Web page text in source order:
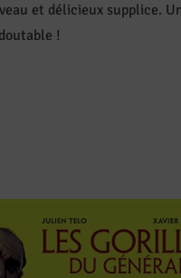
et délicieux supplice.
!